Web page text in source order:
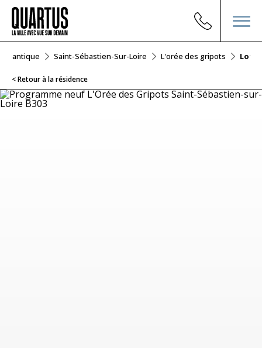
Atlantique Saint-Sébastien-Sur-Loire L'orée des gripots Lot
< Retour à la résidence